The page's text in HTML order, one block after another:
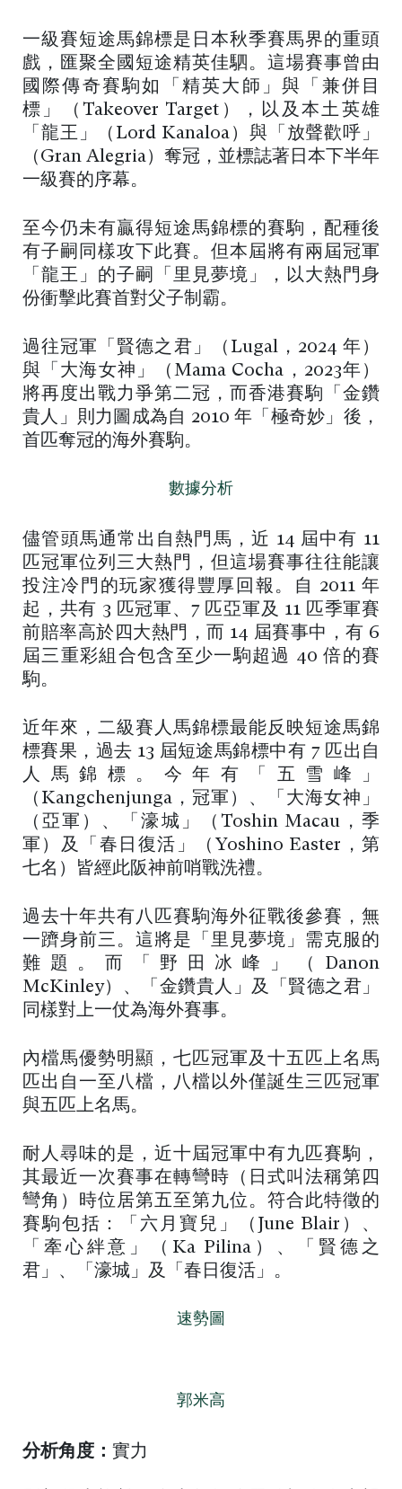
一級賽短途馬錦標是日本秋季賽馬界的重頭
戲，匯聚全國短途精英佳駟。這場賽事曾由
國際傳奇賽駒如「精英大師」與「兼併目
標」（Takeover Target），以及本土英雄
「龍王」（Lord Kanaloa）與「放聲歡呼」
（Gran Alegria）奪冠，並標誌著日本下半年
一級賽的序幕。
至今仍未有贏得短途馬錦標的賽駒，配種後
有子嗣同樣攻下此賽。但本屆將有兩屆冠軍
「龍王」的子嗣「里見夢境」，以大熱門身
份衝擊此賽首對父子制霸。
過往冠軍「賢德之君」（Lugal，2024 年）
與「大海女神」（Mama Cocha，2023年）
將再度出戰力爭第二冠，而香港賽駒「金鑽
貴人」則力圖成為自 2010 年「極奇妙」後，
首匹奪冠的海外賽駒。
數據分析
儘管頭馬通常出自熱門馬，近 14 屆中有 11
匹冠軍位列三大熱門，但這場賽事往往能讓
投注冷門的玩家獲得豐厚回報。自 2011 年
起，共有 3 匹冠軍、7 匹亞軍及 11 匹季軍賽
前賠率高於四大熱門，而 14 屆賽事中，有 6
屆三重彩組合包含至少一駒超過 40 倍的賽
駒。
近年來，二級賽人馬錦標最能反映短途馬錦
標賽果，過去 13 屆短途馬錦標中有 7 匹出自
人馬錦標。今年有「五雪峰」
（Kangchenjunga，冠軍）、「大海女神」
（亞軍）、「濠城」（Toshin Macau，季
軍）及「春日復活」（Yoshino Easter，第
七名）皆經此阪神前哨戰洗禮。
過去十年共有八匹賽駒海外征戰後參賽，無
一躋身前三。這將是「里見夢境」需克服的
難題。而「野田冰峰」（Danon
McKinley）、「金鑽貴人」及「賢德之君」
同樣對上一仗為海外賽事。
內檔馬優勢明顯，七匹冠軍及十五匹上名馬
匹出自一至八檔，八檔以外僅誕生三匹冠軍
與五匹上名馬。
耐人尋味的是，近十屆冠軍中有九匹賽駒，
其最近一次賽事在轉彎時（日式叫法稱第四
彎角）時位居第五至第九位。符合此特徵的
賽駒包括：「六月寶兒」（June Blair）、
「牽心絆意」（Ka Pilina）、「賢德之
君」、「濠城」及「春日復活」。
速勢圖
郭米高
分析角度： 實力